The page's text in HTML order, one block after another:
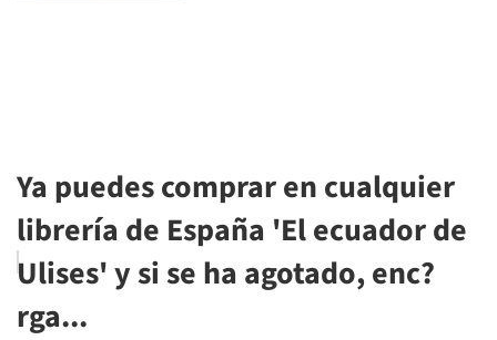
Ya puedes comprar en cualquier
librería de España 'El ecuador de
Ulises' y si se ha agotado, enc?
rga...